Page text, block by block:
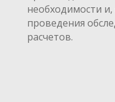
необходимости
проведения
расчетов.